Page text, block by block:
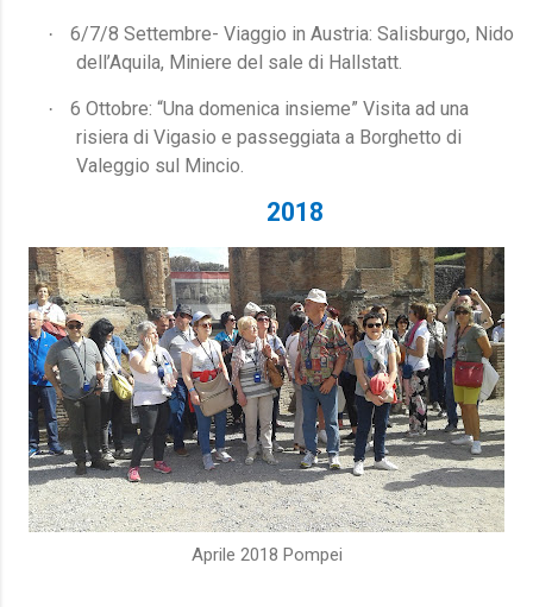
·
6/7/8 Settembre- Viaggio in Austria: Salisburgo, Nido
dell’Aquila, Miniere del sale di Hallstatt.
·
6 Ottobre: “Una domenica insieme” Visita ad una
risiera di Vigasio e passeggiata a Borghetto di
Valeggio sul Mincio.
2018
Aprile 2018 Pompei